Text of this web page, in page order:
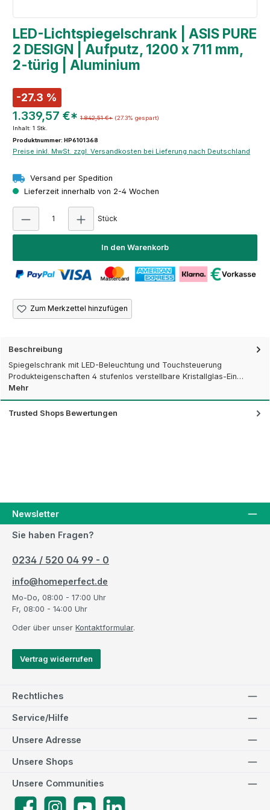
LED-Lichtspiegelschrank | ASIS PURE
2 DESIGN | Aufputz, 1200 x 711 mm,
2-türig | Aluminium
-27.3 %
1.339,57 €* 1.842,51 €* (27.3% gespart)
Inhalt: 1 Stk.
Produktnummer: HP6101368
Preise inkl. MwSt. zzgl. Versandkosten bei Lieferung nach Deutschland
Versand per Spedition
Lieferzeit innerhalb von 2-4 Wochen
Stück
In den Warenkorb
Zum Merkzettel hinzufügen
Beschreibung
Spiegelschrank mit LED-Beleuchtung und Touchsteuerung
Produkteigenschaften 4 stufenlos verstellbare Kristallglas-Ein…
Mehr
Trusted Shops Bewertungen
Newsletter
Sie haben Fragen?
0234 / 520 04 99 - 0
info@homeperfect.de
Mo-Do, 08:00 - 17:00 Uhr
Fr, 08:00 - 14:00 Uhr
Oder über unser Kontaktformular.
Vertrag widerrufen
Rechtliches
Service/Hilfe
Unsere Adresse
Unsere Communities
Unsere Shops